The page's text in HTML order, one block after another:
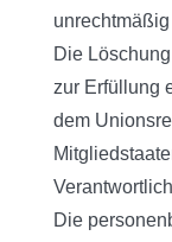
Die
zur Erfüllung
dem
Die